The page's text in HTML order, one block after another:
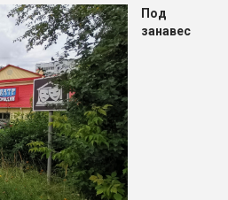
Под
занавес